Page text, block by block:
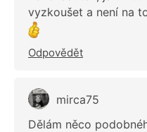
vyzkoušet a není na
Odpovědět
mirca75
Dělám něco